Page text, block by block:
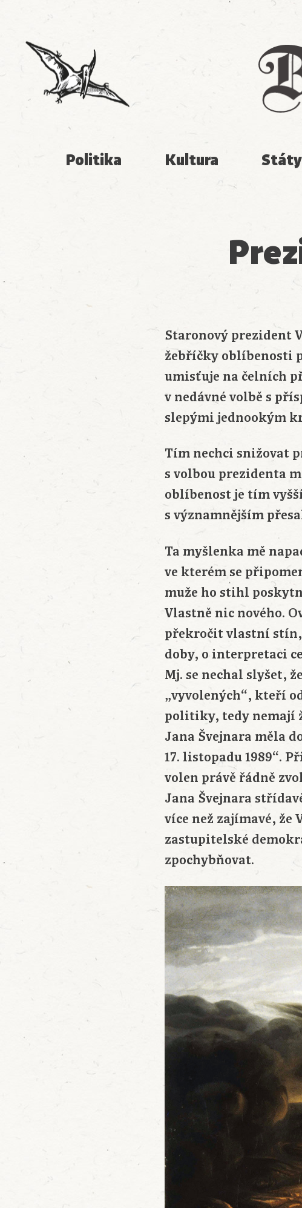
Politika Kultura Státy
Staronový prezident
žebříčky oblíbenosti
umisťuje na čelních
v nedávné volbě s
slepými jednookým
Tím nechci snižovat
s volbou prezidenta
oblíbenost je tím
s významnějším
Ta myšlenka mě
ve kterém se
muže ho stihl
Vlastně nic nového.
překročit vlastní
doby, o interpretaci
Mj. se nechal slyšet,
„vyvolených“, kteří
politiky, tedy nemají
Jana Švejnara měla
17. listopadu 1989“.
volen právě řádně
Jana Švejnara
více než zajímavé, že
zastupitelské
zpochybňovat.